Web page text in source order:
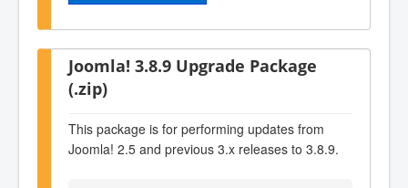
Joomla! 3.8.9 Upgrade Package
(.zip)
This package is for performing updates from
Joomla! 2.5 and previous 3.x releases to 3.8.9.